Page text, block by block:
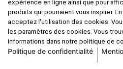
© Pixum